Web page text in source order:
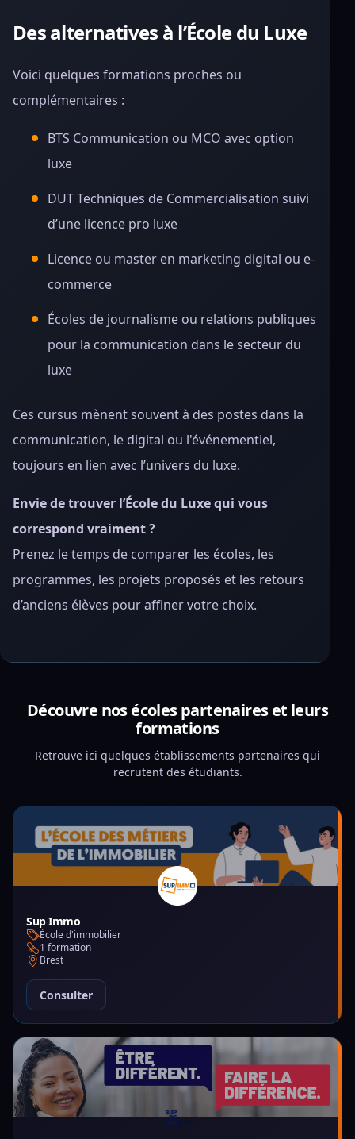
Des alternatives à l’École du Luxe
Voici quelques formations proches ou
complémentaires :
BTS Communication ou MCO avec option
luxe
DUT Techniques de Commercialisation suivi
d’une licence pro luxe
Licence ou master en marketing digital ou e-
commerce
Écoles de journalisme ou relations publiques
pour la communication dans le secteur du
luxe
Ces cursus mènent souvent à des postes dans la
communication, le digital ou l'événementiel,
toujours en lien avec l’univers du luxe.
Envie de trouver l’École du Luxe qui vous
correspond vraiment ?
Prenez le temps de comparer les écoles, les
programmes, les projets proposés et les retours
d’anciens élèves pour affiner votre choix.
Découvre nos écoles partenaires et leurs
formations
Retrouve ici quelques établissements partenaires qui
recrutent des étudiants.
Sup Immo
École d'immobilier
1 formation
Brest
Consulter